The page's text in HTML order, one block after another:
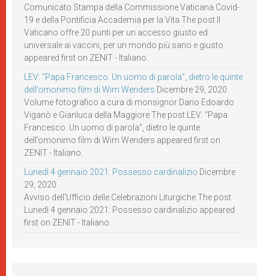
Comunicato Stampa della Commissione Vaticana Covid-
19 e della Pontificia Accademia per la Vita The post Il
Vaticano offre 20 punti per un accesso giusto ed
universale ai vaccini, per un mondo più sano e giusto
appeared first on ZENIT - Italiano.
LEV: “Papa Francesco. Un uomo di parola”, dietro le quinte
dell’omonimo film di Wim Wenders Dicembre 29, 2020
Volume fotografico a cura di monsignor Dario Edoardo
Viganò e Gianluca della Maggiore The post LEV: “Papa
Francesco. Un uomo di parola”, dietro le quinte
dell’omonimo film di Wim Wenders appeared first on
ZENIT - Italiano.
Lunedì 4 gennaio 2021: Possesso cardinalizio Dicembre
29, 2020
Avviso dell’Ufficio delle Celebrazioni Liturgiche The post
Lunedì 4 gennaio 2021: Possesso cardinalizio appeared
first on ZENIT - Italiano.